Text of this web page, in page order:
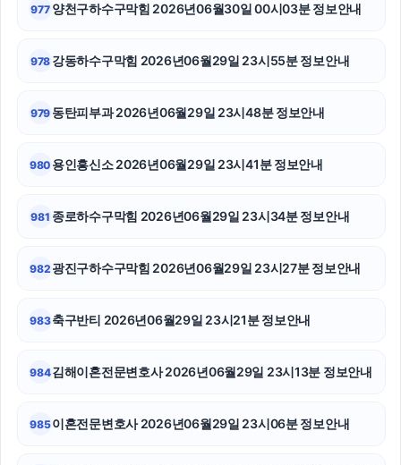
위자료
대구흥신소
노원하수구막힘
부산휴대폰성지
휴대폰소액결제
용산하수구막힘
977 양천구하수구막힘 2026년06월30일 00시03분 정보안내
978 강동하수구막힘 2026년06월29일 23시55분 정보안내
979 동탄피부과 2026년06월29일 23시48분 정보안내
980 용인흥신소 2026년06월29일 23시41분 정보안내
981 종로하수구막힘 2026년06월29일 23시34분 정보안내
982 광진구하수구막힘 2026년06월29일 23시27분 정보안내
983축구반티 2026년06월29일 23시21분 정보안내
984김해이혼전문변호사 2026년06월29일 23시13분 정보안내
985이혼전문변호사 2026년06월29일 23시06분 정보안내